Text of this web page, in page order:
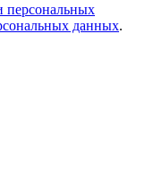
персональных
данных.